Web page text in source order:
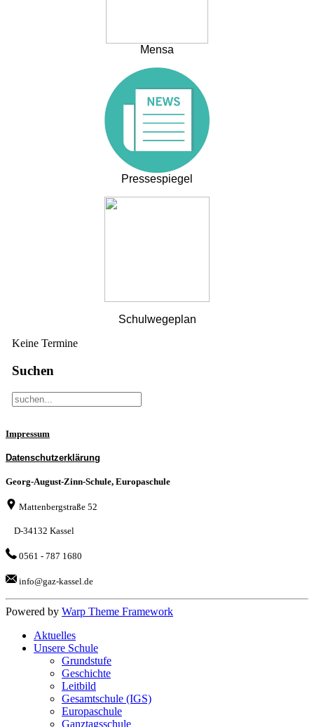
Mensa
Pressespiegel
Schulwegeplan
Keine Termine
Suchen
Impressum
Datenschutzerklärung
Georg-August-Zinn-Schule, Europaschule
Mattenbergstraße 52
D-34132 Kassel
0561 - 787 1680
info@gaz-kassel.de
Powered by Warp Theme Framework
Aktuelles
Unsere Schule
Grundstufe
Geschichte
Leitbild
Gesamtschule (IGS)
Europaschule
Ganztagsschule